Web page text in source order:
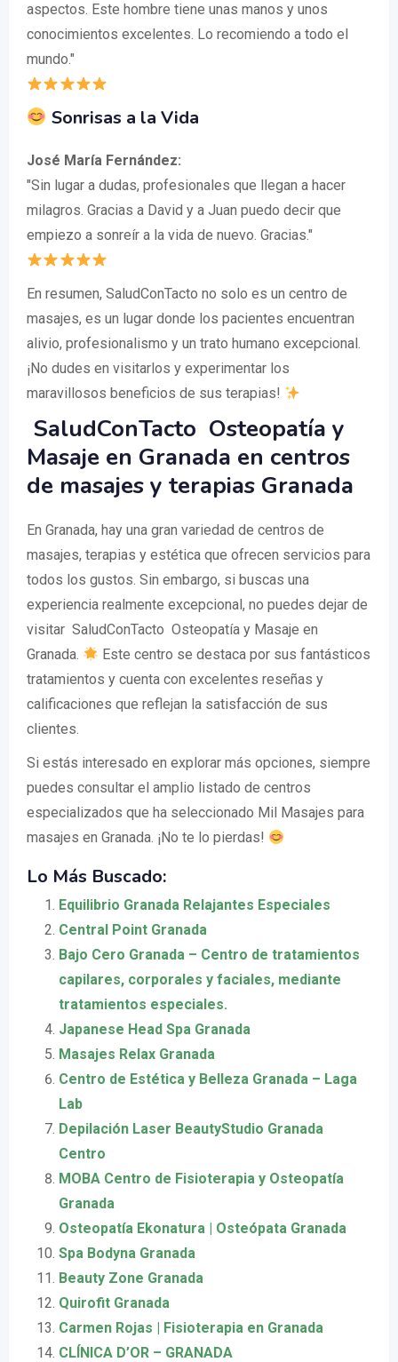
aspectos. Este hombre tiene unas manos y unos
conocimientos excelentes. Lo recomiendo a todo el
mundo."
Sonrisas a la Vida
José María Fernández:
"Sin lugar a dudas, profesionales que llegan a hacer
milagros. Gracias a David y a Juan puedo decir que
empiezo a sonreír a la vida de nuevo. Gracias."
En resumen, SaludConTacto no solo es un centro de
masajes, es un lugar donde los pacientes encuentran
alivio, profesionalismo y un trato humano excepcional.
¡No dudes en visitarlos y experimentar los
maravillosos beneficios de sus terapias!
️ SaludConTacto ️ Osteopatía y
Masaje en Granada en centros
de masajes y terapias Granada
En Granada, hay una gran variedad de centros de
masajes, terapias y estética que ofrecen servicios para
todos los gustos. Sin embargo, si buscas una
experiencia realmente excepcional, no puedes dejar de
visitar SaludConTacto Osteopatía y Masaje en
Granada.
Este centro se destaca por sus fantásticos
tratamientos y cuenta con excelentes reseñas y
calificaciones que reflejan la satisfacción de sus
clientes.
Si estás interesado en explorar más opciones, siempre
puedes consultar el amplio listado de centros
especializados que ha seleccionado Mil Masajes para
masajes en Granada. ¡No te lo pierdas!
Lo Más Buscado:
Equilibrio Granada Relajantes Especiales
Central Point Granada
Bajo Cero Granada – Centro de tratamientos
capilares, corporales y faciales, mediante
tratamientos especiales.
Japanese Head Spa Granada
Masajes Relax Granada
Centro de Estética y Belleza Granada – Laga
Lab
Depilación Laser BeautyStudio Granada
Centro
MOBA Centro de Fisioterapia y Osteopatía
Granada
Osteopatía Ekonatura | Osteópata Granada
Spa Bodyna Granada
Beauty Zone Granada
Quirofit Granada
Carmen Rojas | Fisioterapia en Granada
CLÍNICA D’OR – GRANADA